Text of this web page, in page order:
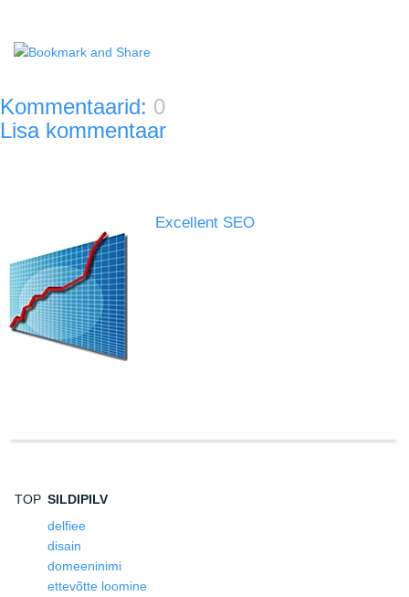
Kommentaarid: 0
Lisa kommentaar
Excellent SEO
TOP SILDIPILV
delfiee
disain
domeeninimi
ettevõtte loomine